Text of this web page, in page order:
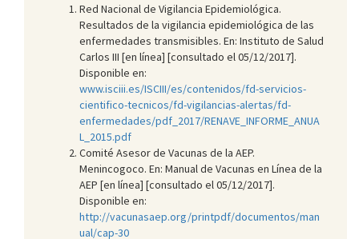
Red Nacional de Vigilancia Epidemiológica.
Resultados de la vigilancia epidemiológica de las
enfermedades transmisibles. En: Instituto de Salud
Carlos III [en línea] [consultado el 05/12/2017].
Disponible en:
www.isciii.es/ISCIII/es/contenidos/fd-servicios-
cientifico-tecnicos/fd-vigilancias-alertas/fd-
enfermedades/pdf_2017/RENAVE_INFORME_ANUA
L_2015.pdf
Comité Asesor de Vacunas de la AEP.
Menincogoco. En: Manual de Vacunas en Línea de la
AEP [en línea] [consultado el 05/12/2017].
Disponible en:
http://vacunasaep.org/printpdf/documentos/man
ual/cap-30